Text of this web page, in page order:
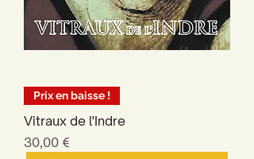
Prix en baisse !
Vitraux de l'Indre
Prix
30,00 €